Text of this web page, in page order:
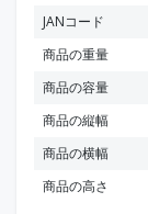
JANコード
商品の重量
商品の容量
商品の縦幅
商品の横幅
商品の高さ